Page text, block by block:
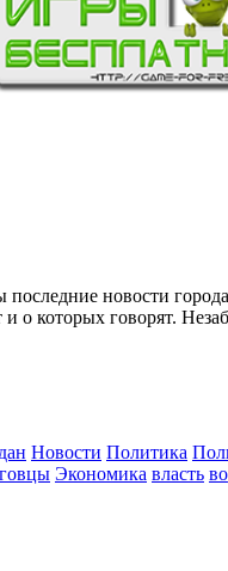
новости
о которых говорят.
Новости Политика
Экономика власть